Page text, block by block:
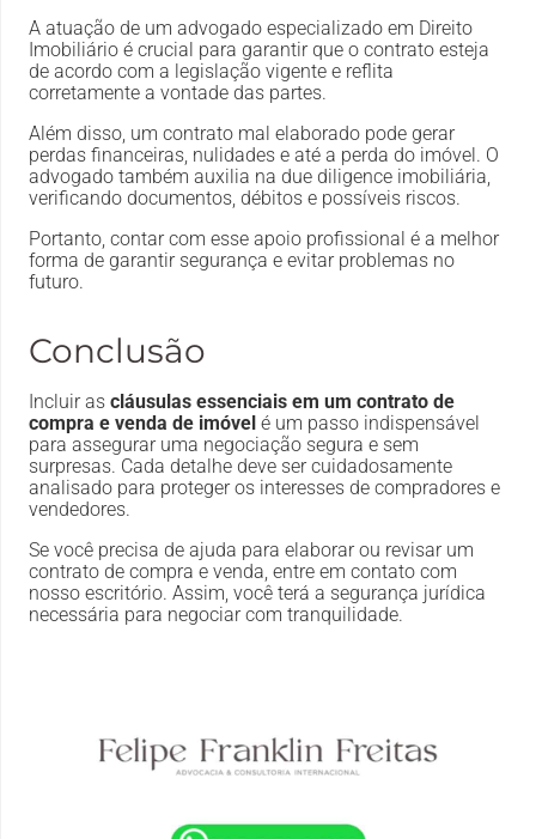
A atuação de um advogado especializado em Direito
Imobiliário é crucial para garantir que o contrato esteja
de acordo com a legislação vigente e reflita
corretamente a vontade das partes.
Além disso, um contrato mal elaborado pode gerar
perdas financeiras, nulidades e até a perda do imóvel. O
advogado também auxilia na due diligence imobiliária,
verificando documentos, débitos e possíveis riscos.
Portanto, contar com esse apoio profissional é a melhor
forma de garantir segurança e evitar problemas no
futuro.
Conclusão
Incluir as cláusulas essenciais em um contrato de
compra e venda de imóvel é um passo indispensável
para assegurar uma negociação segura e sem
surpresas. Cada detalhe deve ser cuidadosamente
analisado para proteger os interesses de compradores e
vendedores.
Se você precisa de ajuda para elaborar ou revisar um
contrato de compra e venda, entre em contato com
nosso escritório. Assim, você terá a segurança jurídica
necessária para negociar com tranquilidade.